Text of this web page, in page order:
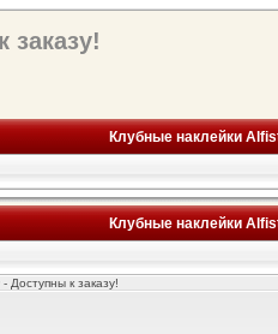
Клубные наклейки
Клубные наклейки
Доступны к заказу!